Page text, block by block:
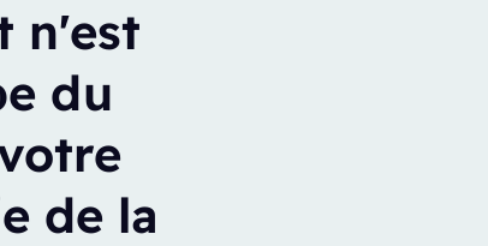
n'est
du
de la